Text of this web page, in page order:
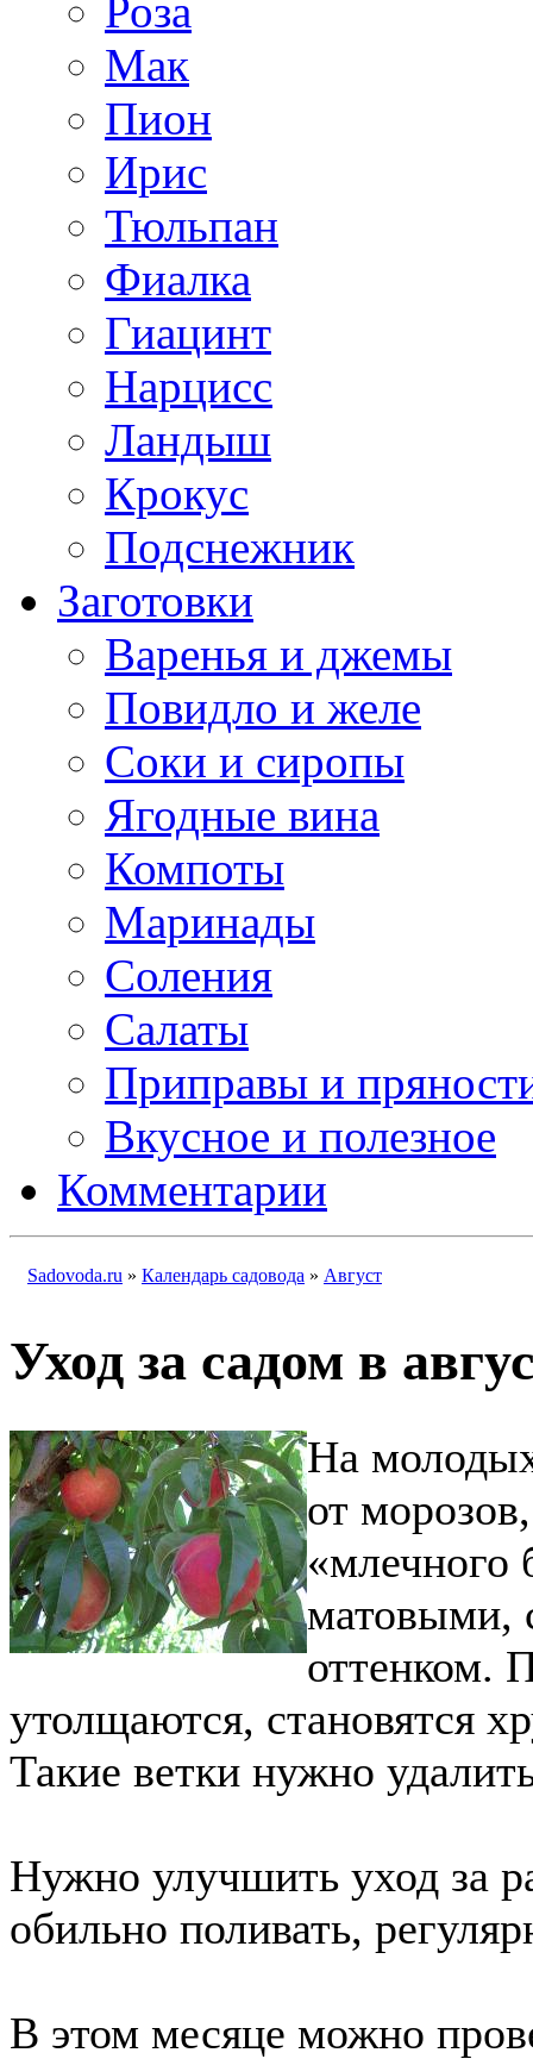
Роза
Мак
Пион
Ирис
Тюльпан
Фиалка
Гиацинт
Нарцисс
Ландыш
Крокус
Подснежник
Заготовки
Варенья и джемы
Повидло и желе
Соки и сиропы
Ягодные вина
Компоты
Маринады
Соления
Салаты
Приправы и
Вкусное и полезное
Комментарии
Sadovoda.ru » Календарь садовода » Август
Уход за садом в
На
от
«млечного
матовыми,
оттенком.
утолщаются, становятся
Такие ветки нужно
Нужно улучшить уход за
обильно поливать,
В этом месяце можно